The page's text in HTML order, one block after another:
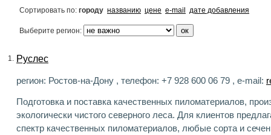
Сортировать по: городу названию цене e-mail дате добавления
Выберите регион:
1. Руслес
регион: Ростов-на-Дону , телефон: +7 928 600 06 79 , e-mail:
Подготовка и поставка качественных пиломатериалов,
экологически чистого северного леса. Для клиентов
спектр качественных пиломатериалов, любые сорта и